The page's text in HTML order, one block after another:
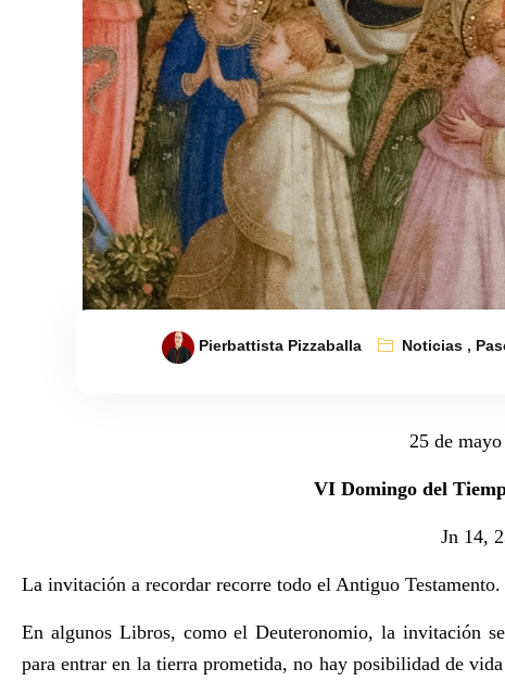
Pierbattista Pizzaballa Noticias,
25 de
VI Domingo del
Jn 14,
La invitación a recordar recorre todo el Antiguo Testamento.
En algunos Libros, como el Deuteronomio, la invitación
para entrar en la tierra prometida, no hay posibilidad de